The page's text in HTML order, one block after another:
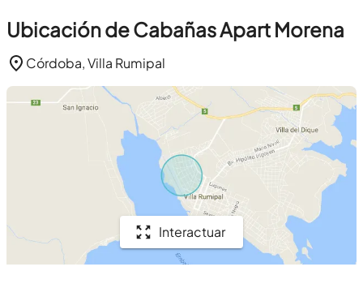
Ubicación de Cabañas Apart Morena
Córdoba, Villa Rumipal
Interactuar